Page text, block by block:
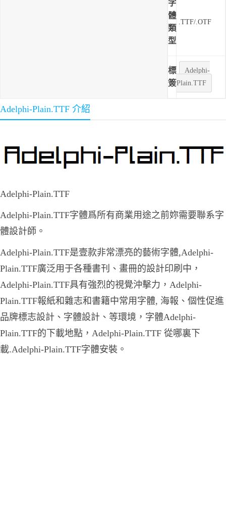
字
體
類
型
.TTF/.OTF
標
簽
Adelphi-
Plain.TTF
Adelphi-Plain.TTF 介紹
Adelphi-Plain.TTF
Adelphi-Plain.TTF字體爲所有商業用途之前妳需要聯系字
體設計師。
Adelphi-Plain.TTF是壹款非常漂亮的藝術字體,Adelphi-
Plain.TTF廣泛用于各種書刊、畫冊的設計印刷中，
Adelphi-Plain.TTF具有強烈的視覺沖擊力，Adelphi-
Plain.TTF報紙和雜志和書籍中常用字體, 海報、個性促進
品牌標志設計、字體設計、等環境，字體Adelphi-
Plain.TTF的下載地點，Adelphi-Plain.TTF 從哪裏下
載.Adelphi-Plain.TTF字體安裝。